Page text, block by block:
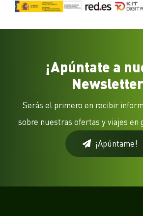
¡Apúntate a
Serás el primero en recibir
sobre nuestras ofertas y viajes en
¡Apúntame!